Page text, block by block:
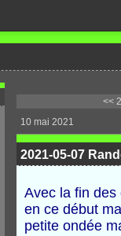
<<
10 mai 2021
2021-05-07
Avec la fin des
en ce début
petite ondée